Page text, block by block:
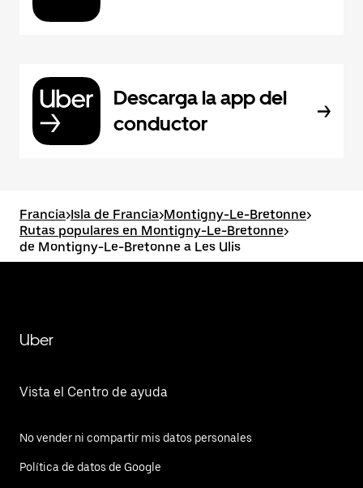
Descarga la app del
conductor
Francia>Isla de Francia>Montigny-Le-Bretonne>
Rutas populares en Montigny-Le-Bretonne>
de Montigny-Le-Bretonne a Les Ulis
Uber
Vista el Centro de ayuda
No vender ni compartir mis datos personales
Política de datos de Google